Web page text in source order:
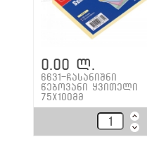
0.00 ლ.
6631-ჩასანიშნი
წებოვანი ყვითელი
75x100მმ